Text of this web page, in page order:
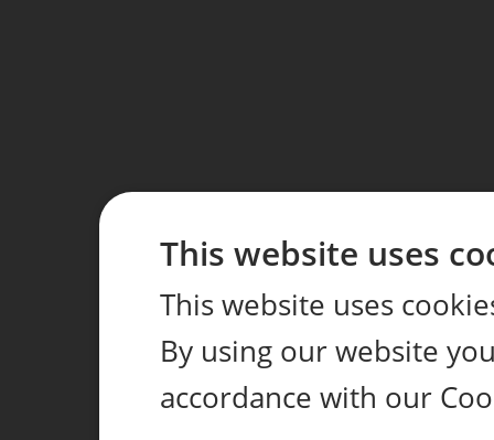
This website uses
This website uses
By using our website
accordance with our